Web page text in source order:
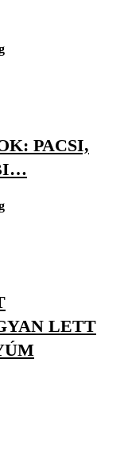
PACSI,
LETT